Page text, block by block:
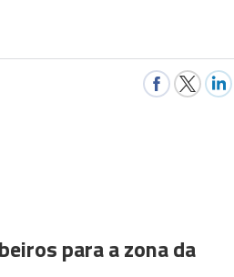
para a zona da